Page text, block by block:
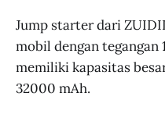
Jump starter dari
mobil dengan tegangan
memiliki kapasitas
32000 mAh.